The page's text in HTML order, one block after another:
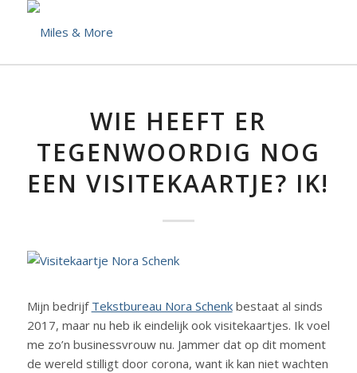
WIE HEEFT ER
TEGENWOORDIG NOG
EEN VISITEKAARTJE? IK!
Mijn bedrijf Tekstbureau Nora Schenkbestaat al sinds
2017, maar nu heb ik eindelijk ook visitekaartjes. Ik voel
me zo’n businessvrouw nu. Jammer dat op dit moment
de wereld stilligt door corona, want ik kan niet wachten